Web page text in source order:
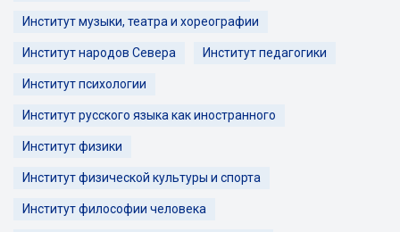
Институт музыки, театра и хореографии
Институт народов Севера Институт педагогики
Институт психологии
Институт русского языка как иностранного
Институт физики
Институт физической культуры и спорта
Институт философии человека